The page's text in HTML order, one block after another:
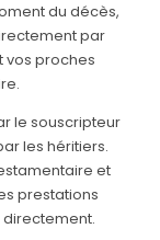
du décès,
par
vos proches
le souscripteur
les héritiers.
et
prestations